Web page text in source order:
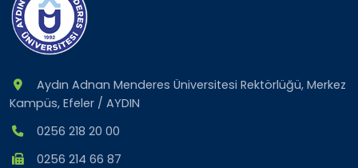
Aydın Adnan Menderes Üniversitesi Rektörlüğü, Merkez
Kampüs, Efeler / AYDIN
0256 218 20 00
0256 214 66 87